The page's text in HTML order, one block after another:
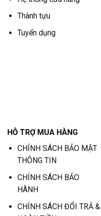
Thành tựu
Tuyển dụng
HỖ TRỢ MUA HÀNG
CHÍNH SÁCH BẢO MẬT
THÔNG TIN
CHÍNH SÁCH BẢO
HÀNH
CHÍNH SÁCH ĐỔI TRẢ &